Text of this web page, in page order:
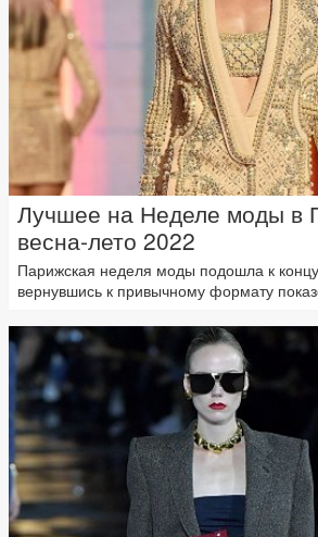
Лучшее на Неделе моды в
весна-лето 2022
Парижская неделя моды подошла к
вернувшись к привычному формату